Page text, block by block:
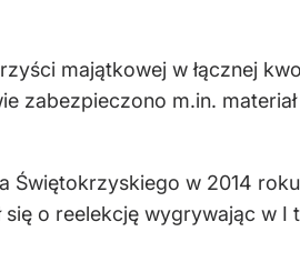
majątkowej w łącznej
zabezpieczono m.in.
Świętokrzyskiego w 2014
się o reelekcję wygrywając w I